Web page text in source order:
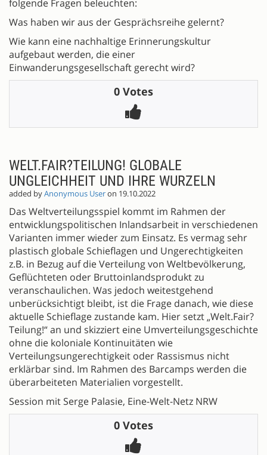
folgende Fragen beleuchten:
Was haben wir aus der Gesprächsreihe gelernt?
Wie kann eine nachhaltige Erinnerungskultur
aufgebaut werden, die einer
Einwanderungsgesellschaft gerecht wird?
0 Votes
WELT.FAIR?TEILUNG! GLOBALE
UNGLEICHHEIT UND IHRE WURZELN
added byAnonymous Useron 19.10.2022
Das Weltverteilungsspiel kommt im Rahmen der
entwicklungspolitischen Inlandsarbeit in verschiedenen
Varianten immer wieder zum Einsatz. Es vermag sehr
plastisch globale Schieflagen und Ungerechtigkeiten
z.B. in Bezug auf die Verteilung von Weltbevölkerung,
Geflüchteten oder Bruttoinlandsprodukt zu
veranschaulichen. Was jedoch weitestgehend
unberücksichtigt bleibt, ist die Frage danach, wie diese
aktuelle Schieflage zustande kam. Hier setzt „Welt.Fair?
Teilung!“ an und skizziert eine Umverteilungsgeschichte
ohne die koloniale Kontinuitäten wie
Verteilungsungerechtigkeit oder Rassismus nicht
erklärbar sind. Im Rahmen des Barcamps werden die
überarbeiteten Materialien vorgestellt.
Session mit Serge Palasie, Eine-Welt-Netz NRW
0 Votes